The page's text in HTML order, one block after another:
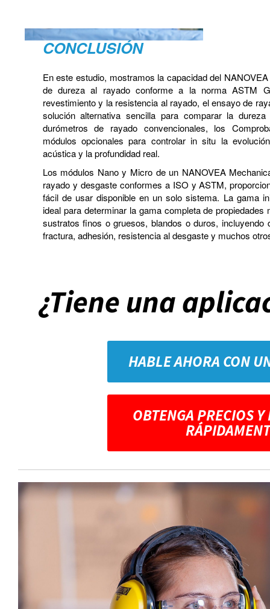
CONCLUSIÓN
En este estudio, mostramos la capacidad del
de dureza al rayado conforme a la norma ASTM
revestimiento y la resistencia al rayado, el ensayo de
solución alternativa sencilla para comparar la
durómetros de rayado convencionales, los
módulos opcionales para controlar in situ la
acústica y la profundidad real.
Los módulos Nano y Micro de un NANOVEA
rayado y desgaste conformes a ISO y ASTM,
fácil de usar disponible en un solo sistema. La gama
ideal para determinar la gama completa de
sustratos finos o gruesos, blandos o duros, incluyendo
fractura, adhesión, resistencia al desgaste y muchos
¿Tiene una
HABLE AHORA CON
OBTENGA PRECIOS Y